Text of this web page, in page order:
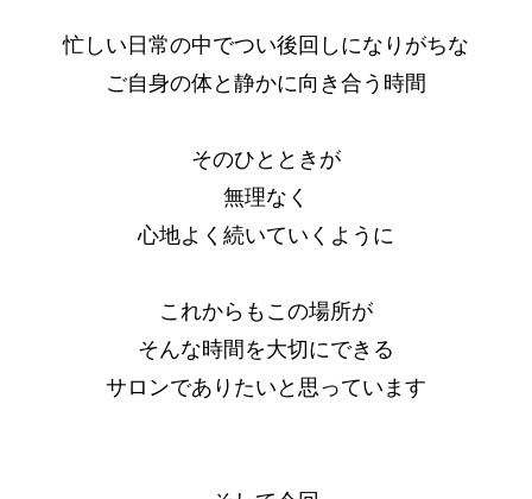
忙しい日常の中でつい後回しになりがちな
ご自身の体と静かに向き合う時間
そのひとときが
無理なく
心地よく続いていくように
これからもこの場所が
そんな時間を大切にできる
サロンでありたいと思っています